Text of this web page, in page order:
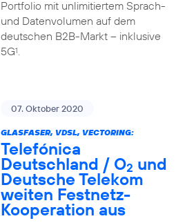
Portfolio mit unlimitiertem Sprach-
und Datenvolumen auf dem
deutschen B2B-Markt – inklusive
5G1.
07. Oktober 2020
GLASFASER, VDSL, VECTORING:
Telefónica
Deutschland / O2 und
Deutsche Telekom
weiten Festnetz-
Kooperation aus